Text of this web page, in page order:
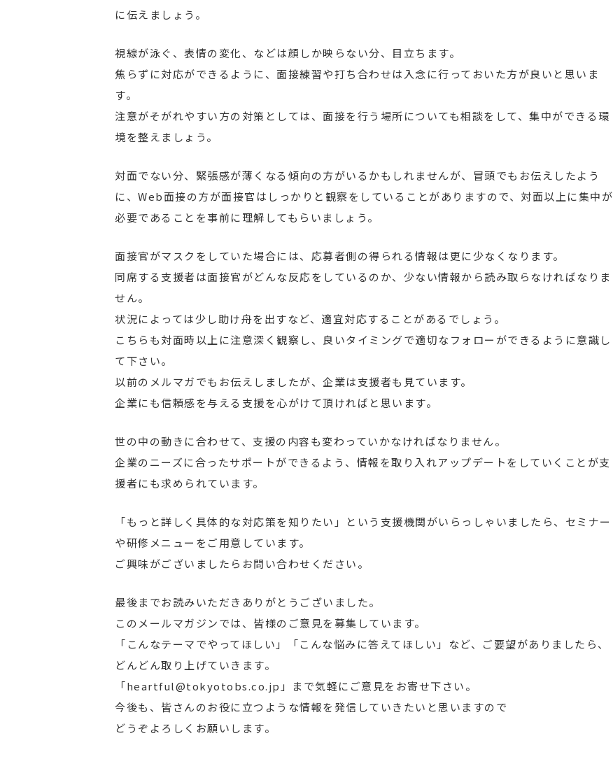
に伝えましょう。
視線が泳ぐ、表情の変化、などは顔しか映らない分、目立ちます。
焦らずに対応ができるように、面接練習や打ち合わせは入念に行っておいた方が良いと思いま
す。
注意がそがれやすい方の対策としては、面接を行う場所についても相談をして、集中ができる環
境を整えましょう。
対面でない分、緊張感が薄くなる傾向の方がいるかもしれませんが、冒頭でもお伝えしたよう
に、Web面接の方が面接官はしっかりと観察をしていることがありますので、対面以上に集中が
必要であることを事前に理解してもらいましょう。
面接官がマスクをしていた場合には、応募者側の得られる情報は更に少なくなります。
同席する支援者は面接官がどんな反応をしているのか、少ない情報から読み取らなければなりま
せん。
状況によっては少し助け舟を出すなど、適宜対応することがあるでしょう。
こちらも対面時以上に注意深く観察し、良いタイミングで適切なフォローができるように意識し
て下さい。
以前のメルマガでもお伝えしましたが、企業は支援者も見ています。
企業にも信頼感を与える支援を心がけて頂ければと思います。
世の中の動きに合わせて、支援の内容も変わっていかなければなりません。
企業のニーズに合ったサポートができるよう、情報を取り入れアップデートをしていくことが支
援者にも求められています。
「もっと詳しく具体的な対応策を知りたい」という支援機関がいらっしゃいましたら、セミナー
や研修メニューをご用意しています。
ご興味がございましたらお問い合わせください。
最後までお読みいただきありがとうございました。
このメールマガジンでは、皆様のご意見を募集しています。
「こんなテーマでやってほしい」「こんな悩みに答えてほしい」など、ご要望がありましたら、
どんどん取り上げていきます。
「heartful@tokyotobs.co.jp」まで気軽にご意見をお寄せ下さい。
今後も、皆さんのお役に立つような情報を発信していきたいと思いますので
どうぞよろしくお願いします。